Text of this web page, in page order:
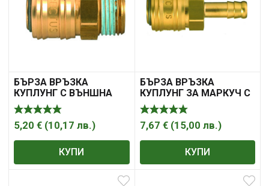
БЪРЗА ВРЪЗКА
КУПЛУНГ С ВЪНШНА
РЕЗБА
5,20 € (10,17 лв.)
КУПИ
БЪРЗА ВРЪЗКА
КУПЛУНГ ЗА МАРКУЧ С
ВЪТРЕШЕН ДИАМЕТЪР
7,67 € (15,00 лв.)
КУПИ